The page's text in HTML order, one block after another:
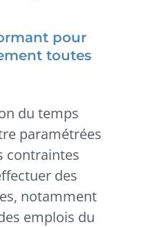
pour
toutes
du temps
paramétrées
contraintes
des
notamment
emplois du